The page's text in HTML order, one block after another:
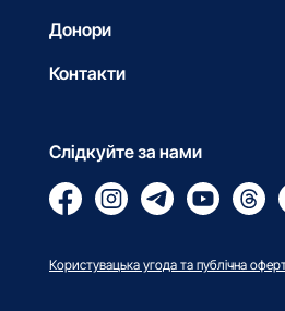
Донори
Контакти
Слідкуйте за нами
Користувацька угода та публічна